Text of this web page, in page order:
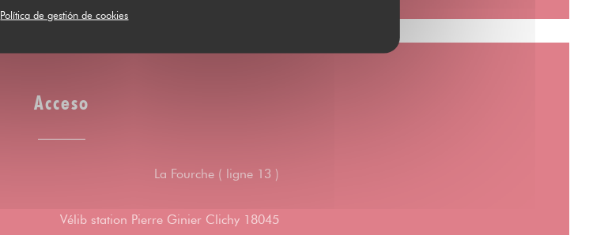
Política de gestión de cookies
Acceso
La Fourche ( ligne 13 )
Vélib station Pierre Ginier Clichy 18045